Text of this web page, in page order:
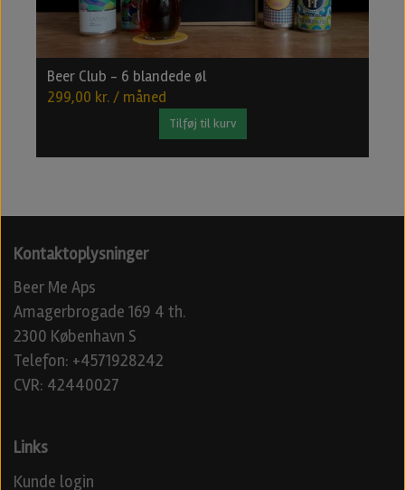
Beer Club - 6 blandede øl
299,00 kr. / måned
Tilføj til kurv
Kontaktoplysninger
Beer Me Aps
Amagerbrogade 169 4 th.
2300 København S
Telefon: +4571928242
CVR: 42440027
Links
Kunde login